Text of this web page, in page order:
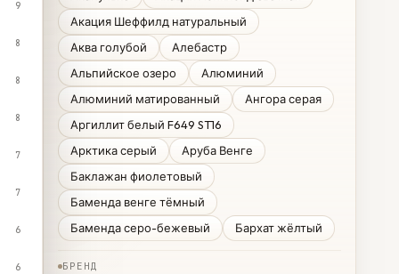
9
8
8
8
7
7
6
6
Акация Шеффилд натуральный
Аква голубой
Алебастр
Альпийское озеро
Алюминий
Алюминий матированный
Ангора серая
Аргиллит белый F649 ST16
Арктика серый
Аруба Венге
Баклажан фиолетовый
Баменда венге тёмный
Баменда серо-бежевый
Бархат жёлтый
БРЕНД